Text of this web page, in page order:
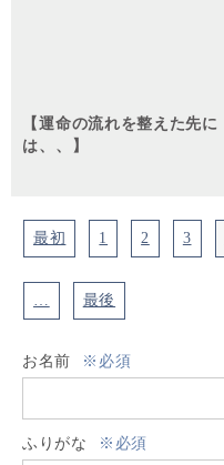
【運命の流れを整えた先に
は、、】
最初 1 2 3
最後
お名前 ※必須
ふりがな ※必須